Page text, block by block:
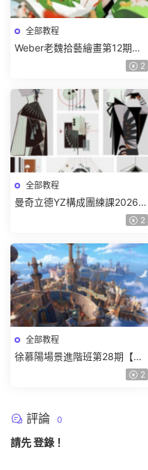
全部教程
Weber老魏拾藝繪畫第12期角
色特訓班【畫質不錯隻有視
2
全部教程
曼奇立德YZ構成團練課2026年
8月已結課【畫質高清有課件】
2
全部教程
徐慕陽場景進階班第28期【畫
2
評論 0
請先登錄 ！